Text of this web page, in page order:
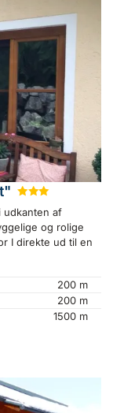
★★
udkanten af
og rolige
I direkte ud til en
200 m
200 m
1500 m